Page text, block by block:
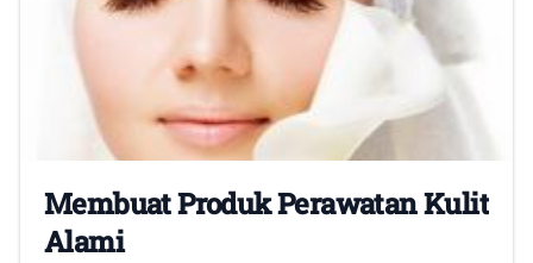
Membuat Produk Perawatan Kulit
Alami